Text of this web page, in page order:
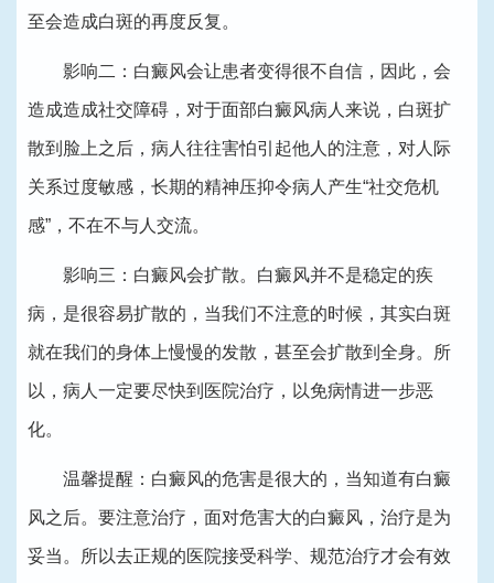
至会造成白斑的再度反复。
影响二：白癜风会让患者变得很不自信，因此，会
造成造成社交障碍，对于面部白癜风病人来说，白斑扩
散到脸上之后，病人往往害怕引起他人的注意，对人际
关系过度敏感，长期的精神压抑令病人产生“社交危机
感”，不在不与人交流。
影响三：白癜风会扩散。白癜风并不是稳定的疾
病，是很容易扩散的，当我们不注意的时候，其实白斑
就在我们的身体上慢慢的发散，甚至会扩散到全身。所
以，病人一定要尽快到医院治疗，以免病情进一步恶
化。
温馨提醒：白癜风的危害是很大的，当知道有白癜
风之后。要注意治疗，面对危害大的白癜风，治疗是为
妥当。所以去正规的医院接受科学、规范治疗才会有效